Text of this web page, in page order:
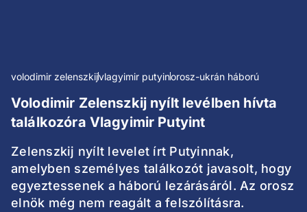
volodimir zelenszkijvlagyimir putyinorosz-ukrán háború
Volodimir Zelenszkij nyílt levélben hívta
találkozóra Vlagyimir Putyint
Zelenszkij nyílt levelet írt Putyinnak,
amelyben személyes találkozót javasolt, hogy
egyeztessenek a háború lezárásáról. Az orosz
elnök még nem reagált a felszólításra.